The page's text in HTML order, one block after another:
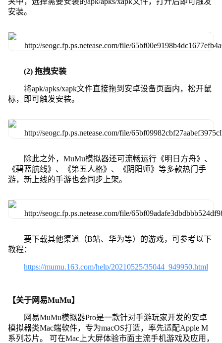
安装。
(2) 拖拽安装
将apk/apks/xapk文件直接拖到安卓设备页面内，松开鼠
标，即可触发安装。
除此之外，MuMu模拟器还可流畅运行《明日方舟》、
《碧蓝航线》、《第五人格》、《阴阳师》等多款热门手
游，新上线的手游也会同步上架。
要下载其他渠道（B站、华为等）的游戏，可参考以下
教程：
https://mumu.163.com/help/20210525/35044_949950.html
【关于网易MuMu】
网易MuMu模拟器Pro是一款针对手游玩家开发的安卓
模拟器类Mac端软件，专为macOS打造，率先适配Apple M
系列芯片。 可在Mac上大屏体验市面主流手机游戏及应用，